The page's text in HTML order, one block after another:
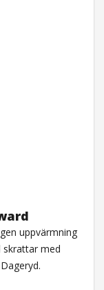
uppvärmning
skrattar med